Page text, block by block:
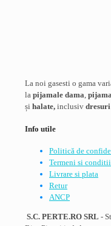
La noi gasesti o gama
la pijamale dama,
și halate, inclusiv
Info utile
Politică de
Termeni si conditii
Livrare si plata
Retur
ANCP
S.C. PERTE.RO SRL -